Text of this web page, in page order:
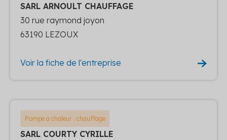
SARL ARNOULT CHAUFFAGE
30 rue raymond joyon
63190 LEZOUX
Voir la fiche de l'entreprise
Pompe a chaleur : chauffage
SARL COURTY CYRILLE